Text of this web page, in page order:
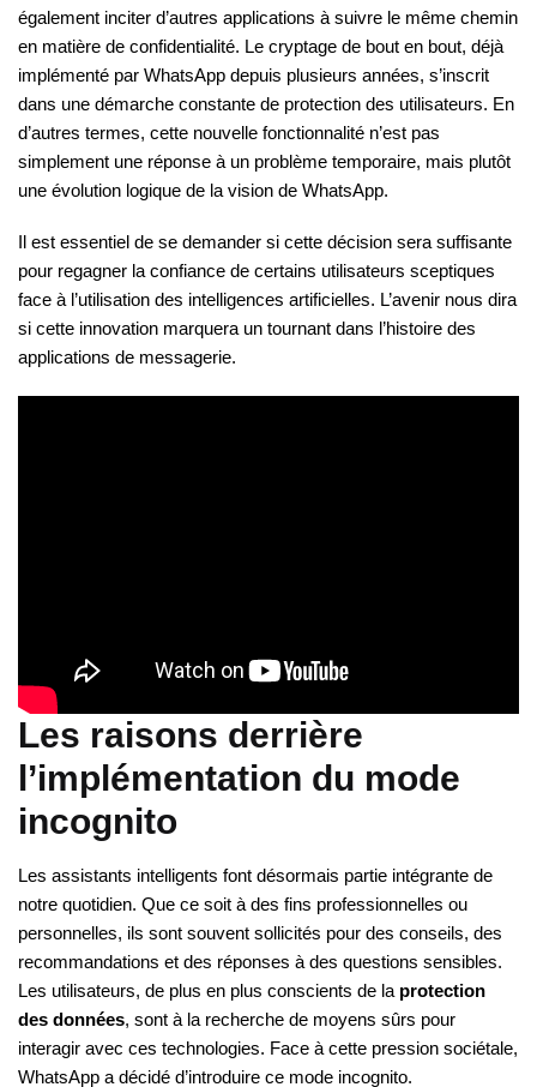
également inciter d’autres applications à suivre le même chemin
en matière de confidentialité. Le cryptage de bout en bout, déjà
implémenté par WhatsApp depuis plusieurs années, s’inscrit
dans une démarche constante de protection des utilisateurs. En
d’autres termes, cette nouvelle fonctionnalité n’est pas
simplement une réponse à un problème temporaire, mais plutôt
une évolution logique de la vision de WhatsApp.
Il est essentiel de se demander si cette décision sera suffisante
pour regagner la confiance de certains utilisateurs sceptiques
face à l’utilisation des intelligences artificielles. L’avenir nous dira
si cette innovation marquera un tournant dans l’histoire des
applications de messagerie.
Les raisons derrière
l’implémentation du mode
incognito
Les assistants intelligents font désormais partie intégrante de
notre quotidien. Que ce soit à des fins professionnelles ou
personnelles, ils sont souvent sollicités pour des conseils, des
recommandations et des réponses à des questions sensibles.
Les utilisateurs, de plus en plus conscients de la protection
des données, sont à la recherche de moyens sûrs pour
interagir avec ces technologies. Face à cette pression sociétale,
WhatsApp a décidé d’introduire ce mode incognito.